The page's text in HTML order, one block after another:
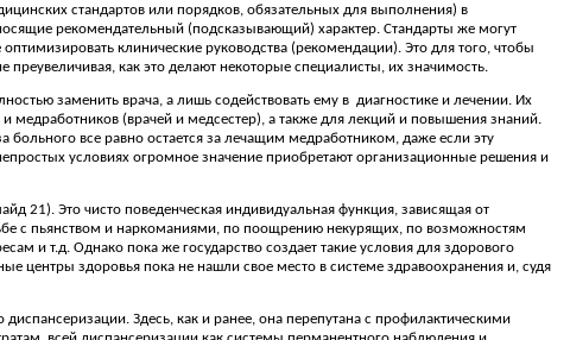
стандартов или порядков, обязательных для выполнения) в
рекомендательный (подсказывающий) характер. Стандарты же могут
клинические руководства (рекомендации). Это для того, чтобы
как это делают некоторые специалисты, их значимость.
заменить врача, а лишь содействовать ему в диагностике и лечении. Их
медработников (врачей и медсестер), а также для лекций и повышения знаний.
больного все равно остается за лечащим медработником, даже если эту
условиях огромное значение приобретают организационные решения и
21). Это чисто поведенческая индивидуальная функция, зависящая от
с пьянством и наркоманиями, по поощрению некурящих, по возможностям
и т.д. Однако пока же государство создает такие условия для здорового
центры здоровья пока не нашли свое место в системе здравоохранения и, судя
Здесь, как и ранее, она перепутана с профилактическими